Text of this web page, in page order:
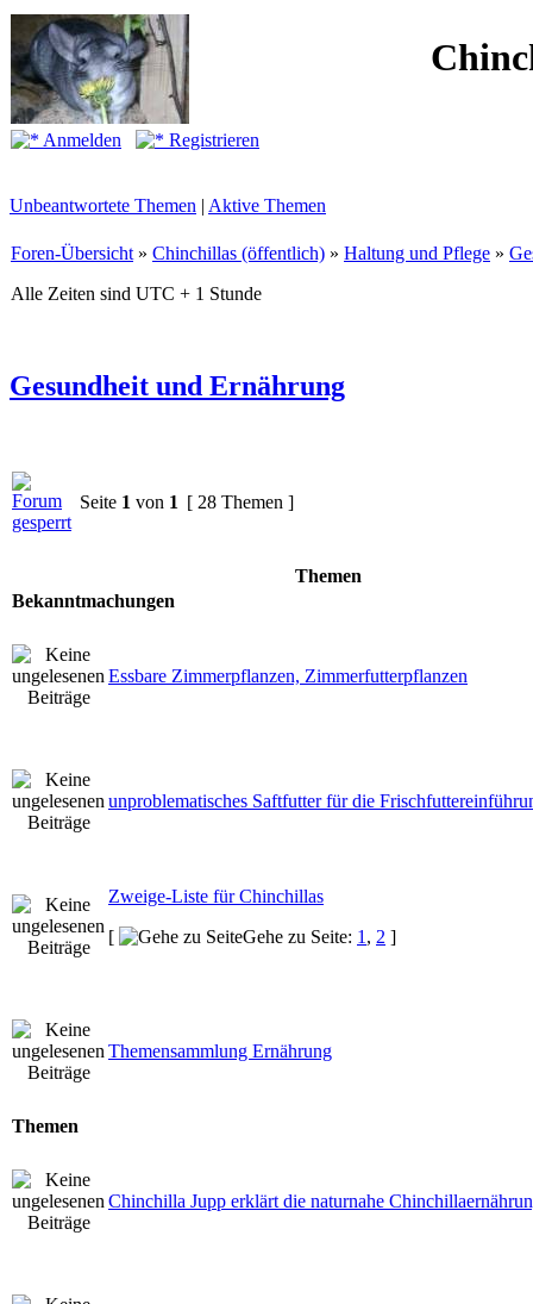
Anmelden
Registrieren
Unbeantwortete Themen | Aktive Themen
Foren-Übersicht » Chinchillas (öffentlich) » Haltung und Pflege »
Alle Zeiten sind UTC + 1 Stunde
Gesundheit und Ernährung
Seite 1 von 1 [ 28 Themen ]
Themen
Bekanntmachungen
Essbare Zimmerpflanzen, Zimmerfutterpflanzen
unproblematisches Saftfutter für die
Zweige-Liste für Chinchillas
[
Gehe zu Seite: 1 , 2 ]
Themensammlung Ernährung
Themen
Chinchilla Jupp erklärt die naturnahe